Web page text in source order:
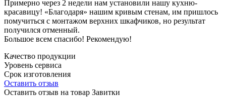
Примерно через 2 недели нам установили нашу кухню-
красавицу! «Благодаря» нашим кривым стенам, им пришлось
помучиться с монтажом верхних шкафчиков, но результат
получился отменный.
Большое всем спасибо! Рекомендую!
Качество продукции
Уровень сервиса
Срок изготовления
Оставить отзыв
Оставить отзыв на товар Завитки